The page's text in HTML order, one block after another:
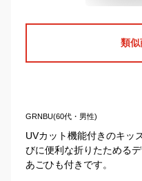
類似
GRNBU(60代・男性)
UVカット機能付きのキッ
びに便利な折りたためる
あごひも付きです。